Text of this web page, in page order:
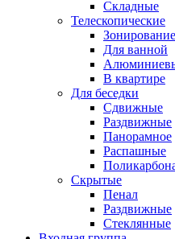
Складные
Телескопические
Зонирование
Для ванной
В квартире
Для беседки
Сдвижные
Раздвижные
Панорамное
Распашные
Скрытые
Пенал
Раздвижные
Стеклянные